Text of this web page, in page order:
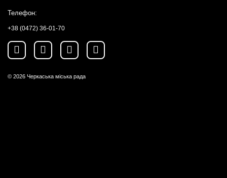
Телефон:
+38 (0472) 36-01-70
© 2026 Черкаська міська рада